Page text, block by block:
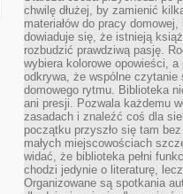
chwilę dłużej, by zamienić
materiałów do pracy
dowiaduje się, że istnieją
rozbudzić prawdziwą pasję.
wybiera kolorowe opowieści,
odkrywa, że wspólne czytanie
domowego rytmu. Biblioteka
ani presji. Pozwala każdemu
zasadach i znaleźć coś dla
początku przyszło się tam
małych miejscowościach
widać, że biblioteka pełni
chodzi jedynie o literaturę,
Organizowane są spotkania